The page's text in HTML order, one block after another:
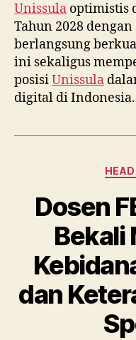
Unissula optimistis
Tahun 2028
berlangsung
ini sekaligus
posisiUnissula
digital di Indonesia.
Dosen
Bekali
dan